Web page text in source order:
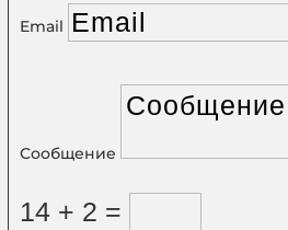
Email
Сообщение
14 + 2 =